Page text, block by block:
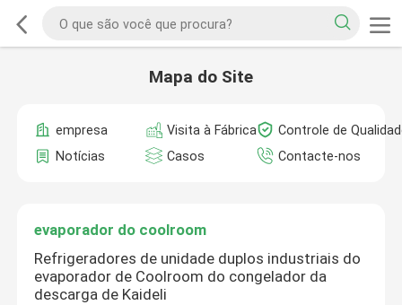
Mapa do Site
empresa Visita à Fábrica
Controle de
Notícias
Casos Contacte-nos
evaporador do coolroom
Refrigeradores de unidade duplos industriais do
evaporador de Coolroom do congelador da
descarga de Kaideli